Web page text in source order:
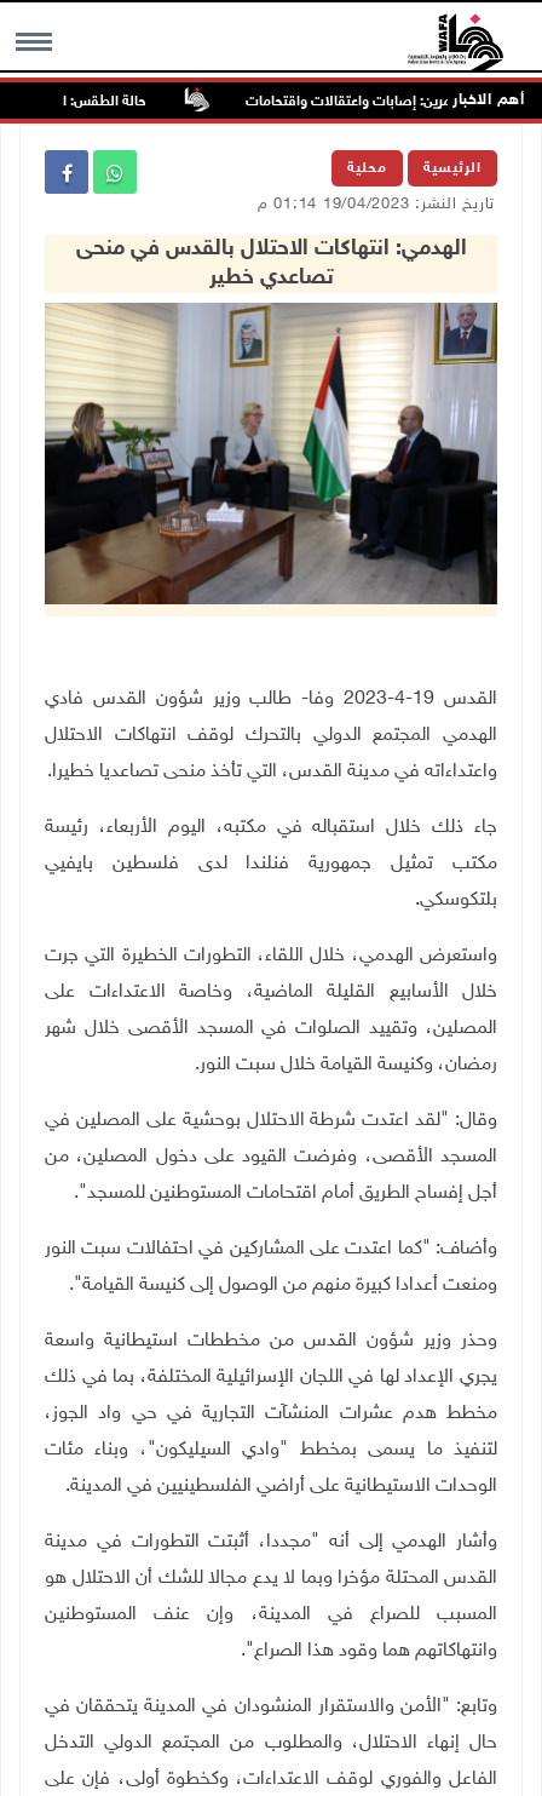
MENU أهم الاخبار
والمستعمرين: إصابات واعتقالات واقتحامات حالة الطقس: ارتفاع طفيف
الرئيسية محلية
تاريخ النشر: 19/04/2023 01:14 م
الهدمي: انتهاكات الاحتلال بالقدس في منحى
تصاعدي خطير
القدس 19-4-2023 وفا- طالب وزير شؤون القدس فادي
الهدمي المجتمع الدولي بالتحرك لوقف انتهاكات الاحتلال
واعتداءاته في مدينة القدس، التي تأخذ منحى تصاعديا خطيرا.
جاء ذلك خلال استقباله في مكتبه، اليوم الأربعاء، رئيسة
مكتب تمثيل جمهورية فنلندا لدى فلسطين بايفيي
بلتكوسكي.
واستعرض الهدمي، خلال اللقاء، التطورات الخطيرة التي جرت
خلال الأسابيع القليلة الماضية، وخاصة الاعتداءات على
المصلين، وتقييد الصلوات في المسجد الأقصى خلال شهر
رمضان، وكنيسة القيامة خلال سبت النور.
وقال: "لقد اعتدت شرطة الاحتلال بوحشية على المصلين في
المسجد الأقصى، وفرضت القيود على دخول المصلين، من
أجل إفساح الطريق أمام اقتحامات المستوطنين للمسجد".
وأضاف: "كما اعتدت على المشاركين في احتفالات سبت النور
ومنعت أعدادا كبيرة منهم من الوصول إلى كنيسة القيامة".
وحذر وزير شؤون القدس من مخططات استيطانية واسعة
يجري الإعداد لها في اللجان الإسرائيلية المختلفة، بما في ذلك
مخطط هدم عشرات المنشآت التجارية في حي واد الجوز،
لتنفيذ ما يسمى بمخطط "وادي السيليكون"، وبناء مئات
الوحدات الاستيطانية على أراضي الفلسطينيين في المدينة.
وأشار الهدمي إلى أنه "مجددا، أثبتت التطورات في مدينة
القدس المحتلة مؤخرا وبما لا يدع مجالا للشك أن الاحتلال هو
المسبب للصراع في المدينة، وإن عنف المستوطنين
وانتهاكاتهم هما وقود هذا الصراع".
وتابع: "الأمن والاستقرار المنشودان في المدينة يتحققان في
حال إنهاء الاحتلال، والمطلوب من المجتمع الدولي التدخل
الفاعل والفوري لوقف الاعتداءات، وكخطوة أولى، فإن على